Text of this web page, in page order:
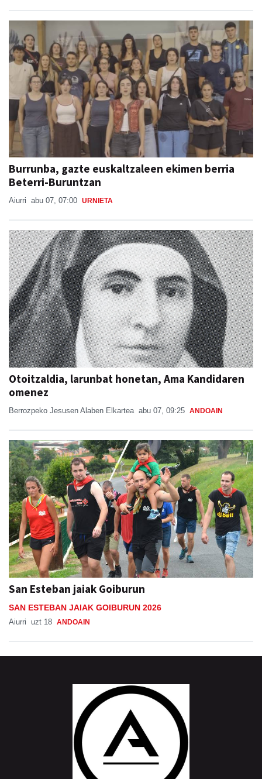
Burrunba, gazte euskaltzaleen ekimen berria
Beterri-Buruntzan
Aiurri abu 07, 07:00 URNIETA
Otoitzaldia, larunbat honetan, Ama Kandidaren
omenez
Berrozpeko Jesusen Alaben Elkartea abu 07, 09:25 ANDOAIN
San Esteban jaiak Goiburun
SAN ESTEBAN JAIAK GOIBURUN 2026
Aiurri uzt 18 ANDOAIN